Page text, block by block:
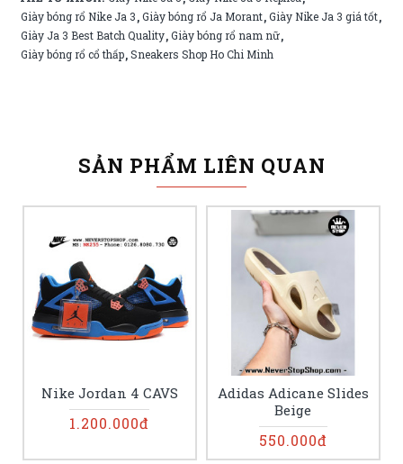
Giày bóng rổ Nike Ja 3,Giày bóng rổ Ja Morant,Giày Nike Ja 3 giá tốt,
Giày Ja 3 Best Batch Quality,Giày bóng rổ nam nữ,
Giày bóng rổ cổ thấp,Sneakers Shop Ho Chi Minh
SẢN PHẨM LIÊN QUAN
Nike Jordan 4 CAVS
1.200.000đ
Adidas Adicane Slides
Beige
550.000đ